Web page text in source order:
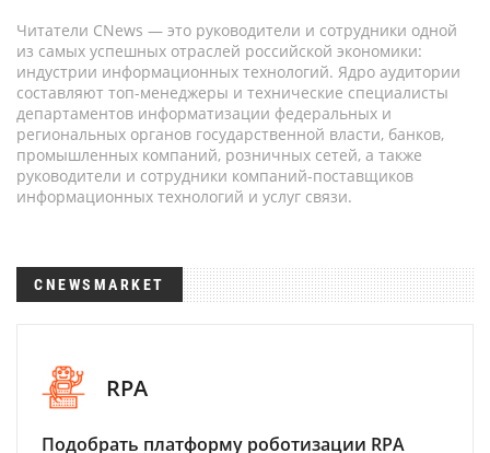
Читатели CNews — это руководители и сотрудники одной
из самых успешных отраслей российской экономики:
индустрии информационных технологий. Ядро аудитории
составляют топ-менеджеры и технические специалисты
департаментов информатизации федеральных и
региональных органов государственной власти, банков,
промышленных компаний, розничных сетей, а также
руководители и сотрудники компаний-поставщиков
информационных технологий и услуг связи.
CNEWSMARKET
RPA
Подобрать платформу роботизации RPA